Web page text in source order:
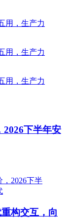
2026下半年安
构交互，向